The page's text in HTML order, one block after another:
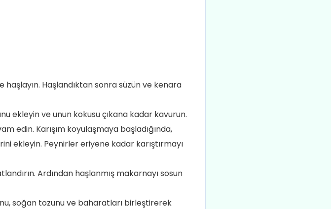
Haşlandıktan sonra süzün ve kenara
ekleyin ve unun kokusu çıkana kadar kavurun.
edin. Karışım koyulaşmaya başladığında,
ekleyin. Peynirler eriyene kadar karıştırmayı
Ardından haşlanmış makarnayı sosun
soğan tozunu ve baharatları birleştirerek